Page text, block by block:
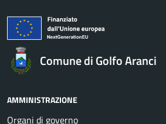
Comune di Golfo Aranci
AMMINISTRAZIONE
Organi di governo